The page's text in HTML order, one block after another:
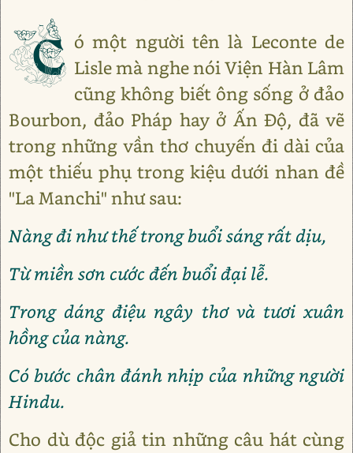
C ó một người tên là Leconte de
Lisle mà nghe nói Viện Hàn Lâm
cũng không biết ông sống ở đảo
Bourbon, đảo Pháp hay ở Ấn Độ, đã vẽ
trong những vần thơ chuyến đi dài của
một thiếu phụ trong kiệu dưới nhan đề
"La Manchi" như sau:
Nàng đi như thế trong buổi sáng rất dịu,
Từ miền sơn cước đến buổi đại lễ.
Trong dáng điệu ngây thơ và tươi xuân
hồng của nàng.
Có bước chân đánh nhịp của những người
Hindu.
Cho dù độc giả tin những câu hát cùng